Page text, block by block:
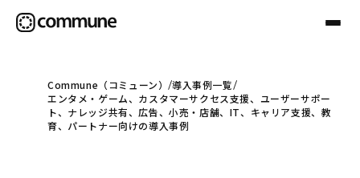
Communeについて
Commune（コミューン）
導入事例一覧
エンタメ・ゲーム、カスタマーサクセス支援、ユーザーサポー
ト、ナレッジ共有、広告、小売・店舗、IT、キャリア支援、教
育、パートナー向けの導入事例